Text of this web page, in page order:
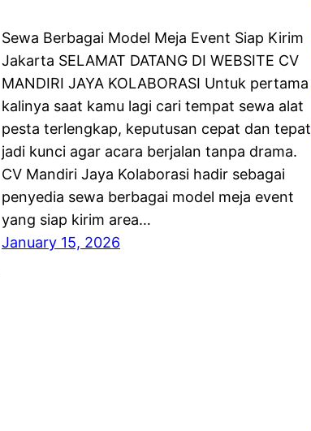
Sewa Berbagai Model Meja Event Siap Kirim
Jakarta SELAMAT DATANG DI WEBSITE CV
MANDIRI JAYA KOLABORASI Untuk pertama
kalinya saat kamu lagi cari tempat sewa alat
pesta terlengkap, keputusan cepat dan tepat
jadi kunci agar acara berjalan tanpa drama.
CV Mandiri Jaya Kolaborasi hadir sebagai
penyedia sewa berbagai model meja event
yang siap kirim area…
January 15, 2026